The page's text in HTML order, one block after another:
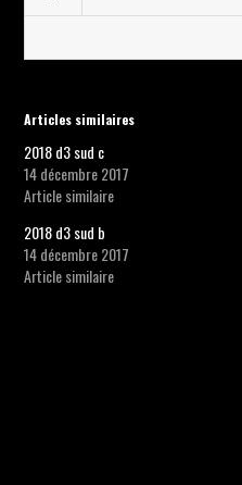
Articles similaires
2018 d3 sud c
14 décembre 2017
Article similaire
2018 d3 sud b
14 décembre 2017
Article similaire